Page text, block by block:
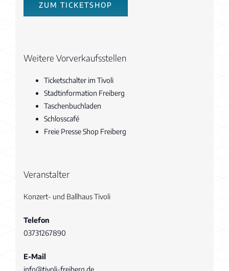
ZUM TICKETSHOP
Weitere Vorverkaufsstellen
Ticketschalter im Tivoli
Stadtinformation Freiberg
Taschenbuchladen
Schlosscafé
Freie Presse Shop Freiberg
Veranstalter
Konzert- und Ballhaus Tivoli
Telefon
03731267890
E-Mail
info@tivoli-freiberg.de